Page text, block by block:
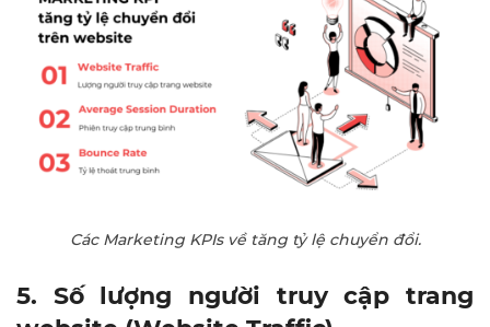
Các Marketing KPIs về tăng tỷ lệ chuyển đổi.
5. Số lượng người truy cập trang